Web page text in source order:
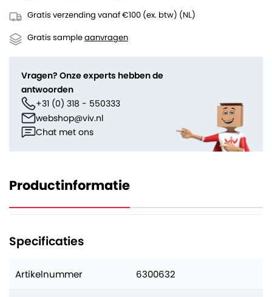
Gratis verzending vanaf €100 (ex. btw) (NL)
Gratis sampleaanvragen
Vragen? Onze experts hebben de
antwoorden
+31 (0) 318 - 550333
webshop@viv.nl
Chat met ons
Productinformatie
Specificaties
Artikelnummer 6300632